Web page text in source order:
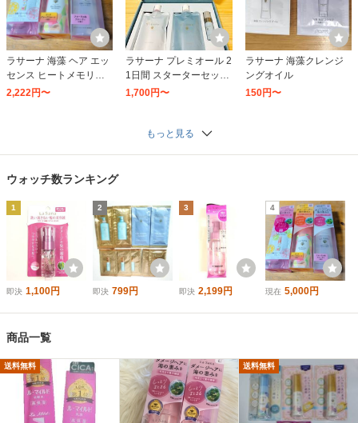
ラサーナ 海藻 ヘア エッ
センス ヒートメモリー 7
5ml
2,222円〜
ラサーナ プレミオール 2
1日間 スターターセット
(シャンプー トリートメ
1,700円〜
ラサーナ 海藻クレンジ
ングオイル
150円〜
もっと見る
ウォッチ数ランキング
1
即決 1,100円
2
即決 799円
3
即決 2,199円
4
現在 5,000円
商品一覧
送料無料 送料無料